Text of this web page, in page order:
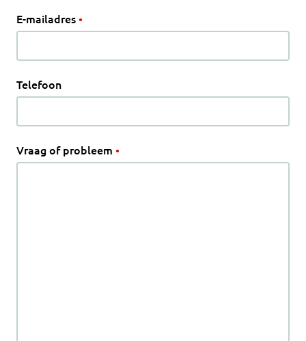
E-mailadres•
Telefoon
Vraag of probleem •